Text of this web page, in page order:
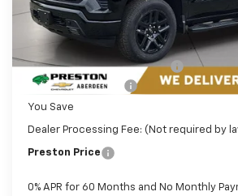
Less
Price reduction below MSRP:
Guaranteed Offers:
You Save
Dealer Processing Fee: (Not required by
Preston Price
0% APR for 60 Months and No Monthly